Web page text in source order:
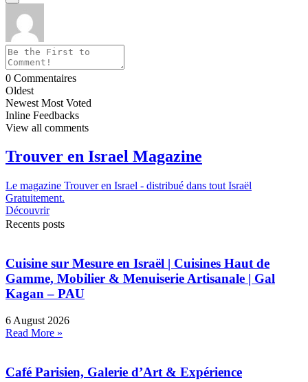
0 Commentaires
Oldest
Newest Most Voted
Inline Feedbacks
View all comments
Trouver en Israel Magazine
Le magazine Trouver en Israel - distribué dans tout Israël
Gratuitement.
Découvrir
Recents posts
Cuisine sur Mesure en Israël | Cuisines Haut de
Gamme, Mobilier & Menuiserie Artisanale | Gal
Kagan – PAU
6 August 2026
Read More »
Café Parisien, Galerie d’Art & Expérience